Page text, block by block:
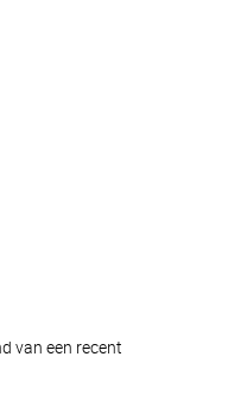
van een recent